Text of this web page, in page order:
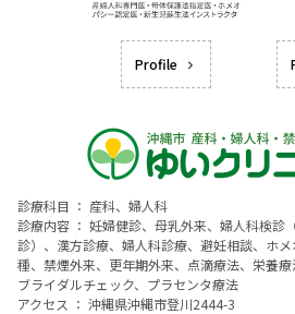
Profile
診療科目 ： 産科、婦人科
診療内容 ： 妊婦健診、母乳外来、婦人科検診
診）、漢方診療、婦人科診療、避妊相談、ホ
種、禁煙外来、更年期外来、点滴療法、栄養療
ブライダルチェック、プラセンタ療法
アクセス ： 沖縄県沖縄市登川2444-3